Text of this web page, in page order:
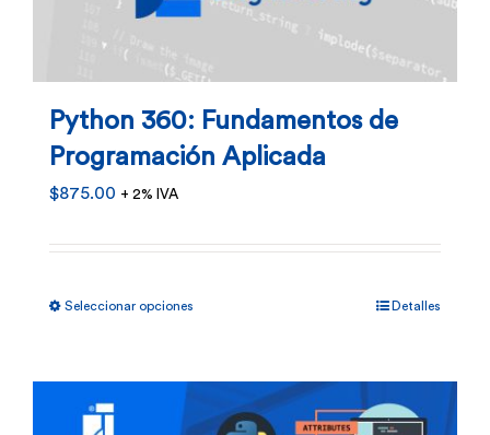
Python 360: Fundamentos de
Programación Aplicada
$875.00 + 2% IVA
Seleccionar opciones
variantes.
Detalles